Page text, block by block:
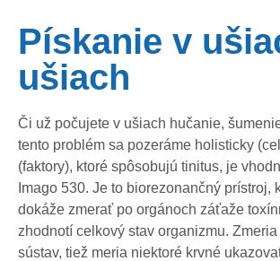
Pískanie v
ušiach
Či už počujete v ušiach hučanie,
tento problém sa pozeráme holisticky
(faktory), ktoré spôsobujú tinitus, je
Imago 530. Je to biorezonančný
dokáže zmerať po orgánoch záťaže
zhodnotí celkový stav organizmu.
sústav, tiež meria niektoré krvné